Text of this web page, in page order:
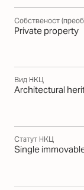
Собственост
Private property
Вид НКЦ
Architectural
Статут НКЦ
Single